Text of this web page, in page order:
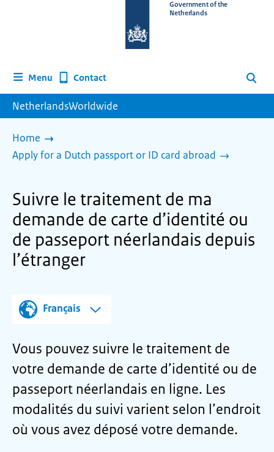
homepage
Government of the
Netherlands
Menu Contact Search
NetherlandsWorldwide
Home
Apply for a Dutch passport or ID card abroad
Suivre le traitement de ma
demande de carte d’identité ou
de passeport néerlandais depuis
l’étranger
Français
Vous pouvez suivre le traitement de
votre demande de carte d’identité ou de
passeport néerlandais en ligne. Les
modalités du suivi varient selon l’endroit
où vous avez déposé votre demande.